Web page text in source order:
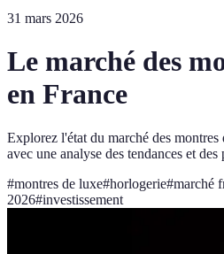
31 mars 2026
Le marché des
en France
Explorez l'état du marché des
avec une analyse des tendances et des
#montres de luxe#horlogerie#marché
2026#investissement